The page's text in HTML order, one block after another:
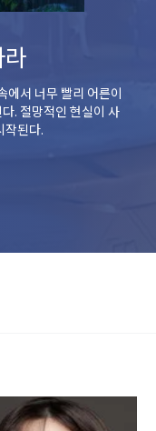
에서 너무 빨리 어른이
. 절망적인 현실이 사
작된다.